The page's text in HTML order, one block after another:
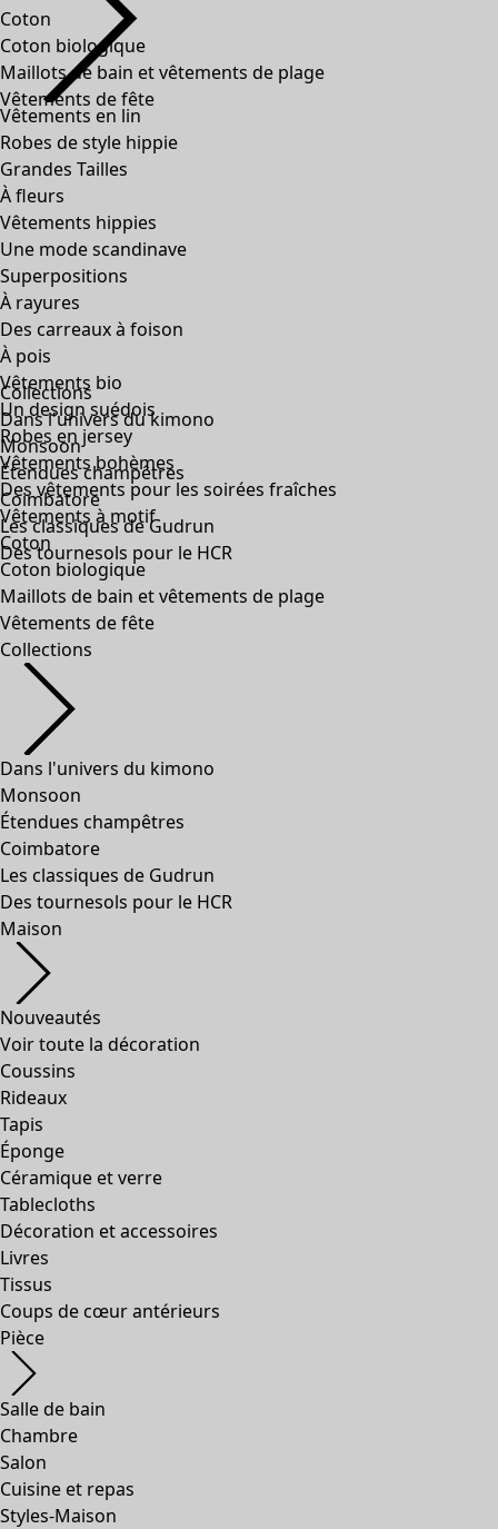
Coton
Coton biologique
Maillots de bain et vêtements de plage
Vêtements de fête
Collections
Dans l'univers du kimono
Monsoon
Étendues champêtres
Coimbatore
Les classiques de Gudrun
Des tournesols pour le HCR
Vêtements en lin
Robes de style hippie
Grandes Tailles
À fleurs
Vêtements hippies
Une mode scandinave
Superpositions
À rayures
Des carreaux à foison
À pois
Vêtements bio
Un design suédois
Robes en jersey
Vêtements bohèmes
Des vêtements pour les soirées fraîches
Vêtements à motif
Coton
Coton biologique
Maillots de bain et vêtements de plage
Vêtements de fête
Collections
Dans l'univers du kimono
Monsoon
Étendues champêtres
Coimbatore
Les classiques de Gudrun
Des tournesols pour le HCR
Maison
Nouveautés
Voir toute la décoration
Coussins
Rideaux
Tapis
Éponge
Céramique et verre
Tablecloths
Décoration et accessoires
Livres
Tissus
Coups de cœur antérieurs
Pièce
Salle de bain
Chambre
Salon
Cuisine et repas
Styles-Maison